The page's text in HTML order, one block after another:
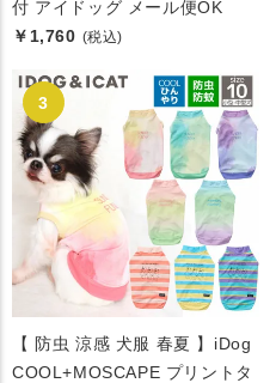
付 アイドッグ メール便OK
￥1,760 (税込)
【 防虫 涼感 犬服 春夏 】iDog
COOL+MOSCAPE プリントタ